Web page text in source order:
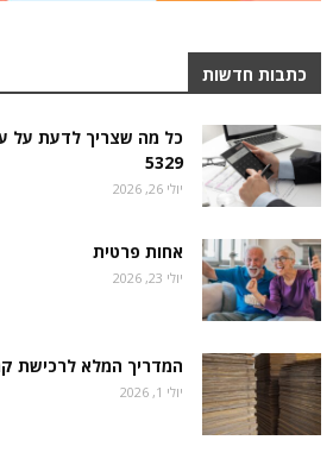
כתבות חדשות
כל מה שצריך לדעת על
5329
יולי 26, 2026
אחות פרטית
יולי 23, 2026
המדריך המלא לרכישת
יולי 1, 2026